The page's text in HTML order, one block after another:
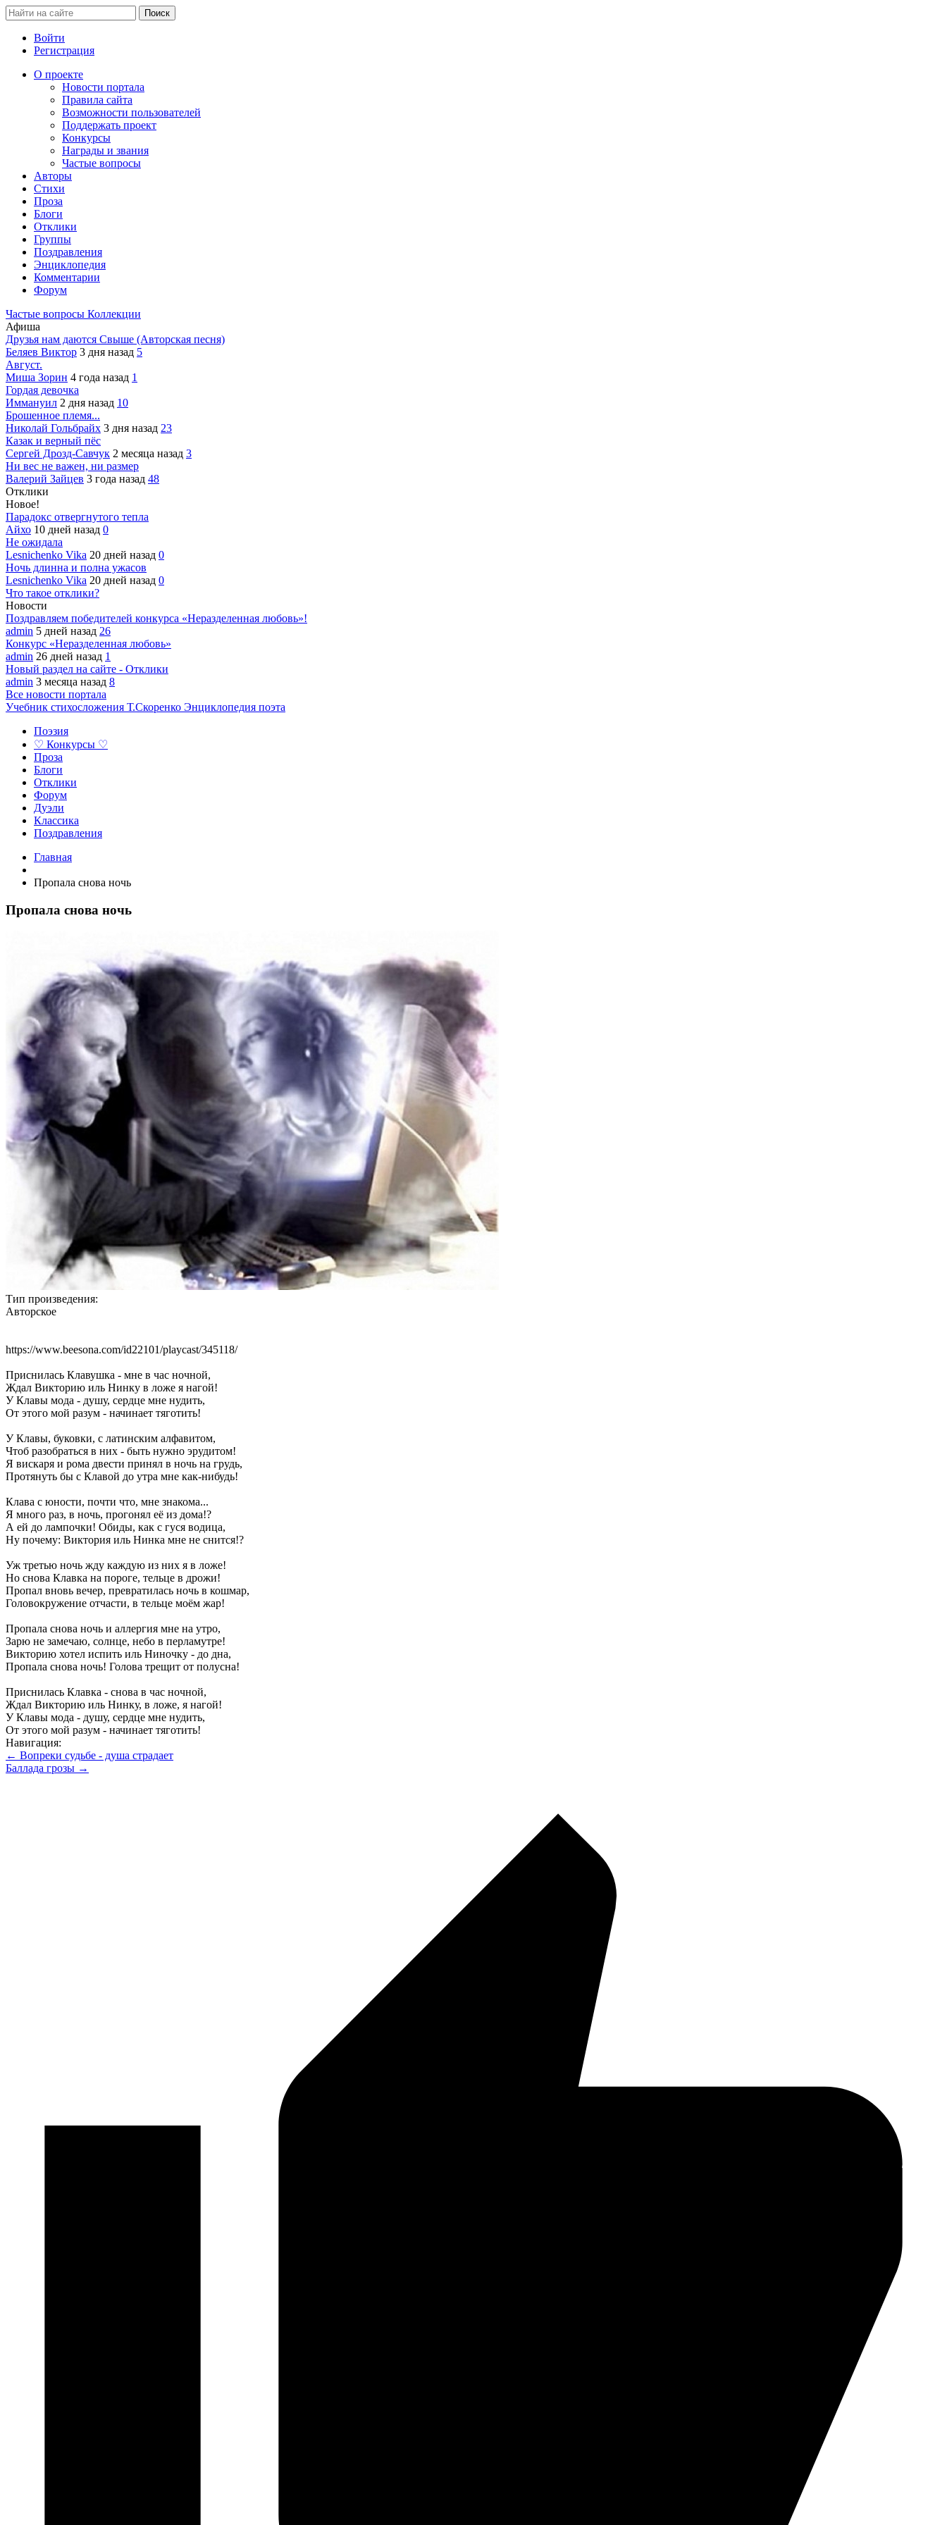
Войти
Регистрация
О проекте
Новости портала
Правила сайта
Возможности пользователей
Поддержать проект
Конкурсы
Награды и звания
Частые вопросы
Авторы
Стихи
Проза
Блоги
Отклики
Группы
Поздравления
Энциклопедия
Комментарии
Форум
Частые вопросы Коллекции
Афиша
Друзья нам даются Свыше (Авторская песня)
Беляев Виктор 3 дня назад 5
Август.
Миша Зорин 4 года назад 1
Гордая девочка
Иммануил 2 дня назад 10
Брошенное племя...
Николай Гольбрайх 3 дня назад 23
Казак и верный пёс
Сергей Дрозд-Савчук 2 месяца назад 3
Ни вес не важен, ни размер
Валерий Зайцев 3 года назад 48
Отклики
Новое!
Парадокс отвергнутого тепла
Айхо 10 дней назад 0
Не ожидала
Lesnichenko Vika 20 дней назад 0
Ночь длинна и полна ужасов
Lesnichenko Vika 20 дней назад 0
Что такое отклики?
Новости
Поздравляем победителей конкурса «Неразделенная любовь»!
admin 5 дней назад 26
Конкурс «Неразделенная любовь»
admin 26 дней назад 1
Новый раздел на сайте - Отклики
admin 3 месяца назад 8
Все новости портала
Учебник стихосложения Т.Скоренко Энциклопедия поэта
Поэзия
♡ Конкурсы ♡
Проза
Блоги
Отклики
Форум
Дуэли
Классика
Поздравления
Главная
Пропала снова ночь
Пропала снова ночь
Тип произведения:
Авторское
https://www.beesona.com/id22101/playcast/345118/
Приснилась Клавушка - мне в час ночной,
Ждал Викторию иль Нинку в ложе я нагой!
У Клавы мода - душу, сердце мне нудить,
От этого мой разум - начинает тяготить!
У Клавы, буковки, с латинским алфавитом,
Чтоб разобраться в них - быть нужно эрудитом!
Я вискаря и рома двести принял в ночь на грудь,
Протянуть бы с Клавой до утра мне как-нибудь!
Клава с юности, почти что, мне знакома...
Я много раз, в ночь, прогонял её из дома!?
А ей до лампочки! Обиды, как с гуся водица,
Ну почему: Виктория иль Нинка мне не снится!?
Уж третью ночь жду каждую из них я в ложе!
Но снова Клавка на пороге, тельце в дрожи!
Пропал вновь вечер, превратилась ночь в кошмар,
Головокружение отчасти, в тельце моём жар!
Пропала снова ночь и аллергия мне на утро,
Зарю не замечаю, солнце, небо в перламутре!
Викторию хотел испить иль Ниночку - до дна,
Пропала снова ночь! Голова трещит от полусна!
Приснилась Клавка - снова в час ночной,
Ждал Викторию иль Нинку, в ложе, я нагой!
У Клавы мода - душу, сердце мне нудить,
От этого мой разум - начинает тяготить!
Навигация:
← Вопреки судьбе - душа страдает
Баллада грозы →